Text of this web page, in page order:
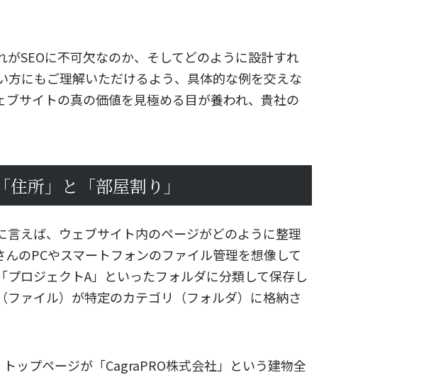
SEOに不可欠なのか、そしてどのように設計すれ
にもご理解いただけるよう、具体的な例を交えな
サイトの真の価値を見極める目が養われ、貴社の
所」と「部屋割り」
えば、ウェブサイト内のページがどのように整理
のPCやスマートフォンのファイル管理を想像して
ロジェクトA」といったフォルダに分類して保存し
ァイル）が特定のカテゴリ（フォルダ）に格納さ
ップページが「CagraPRO株式会社」という建物全